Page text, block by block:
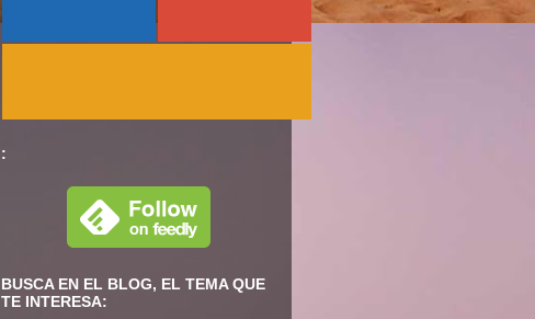
:
BUSCA EN EL BLOG, EL TEMA QUE
TE INTERESA: